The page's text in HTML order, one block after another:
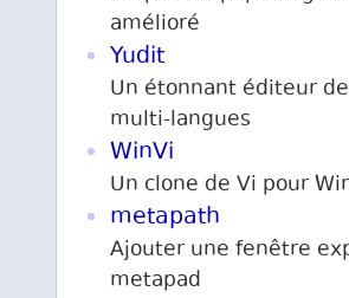
amélioré
Yudit
Un étonnant éditeur
multi-langues
WinVi
Un clone de Vi pour
metapath
Ajouter une fenêtre
metapad